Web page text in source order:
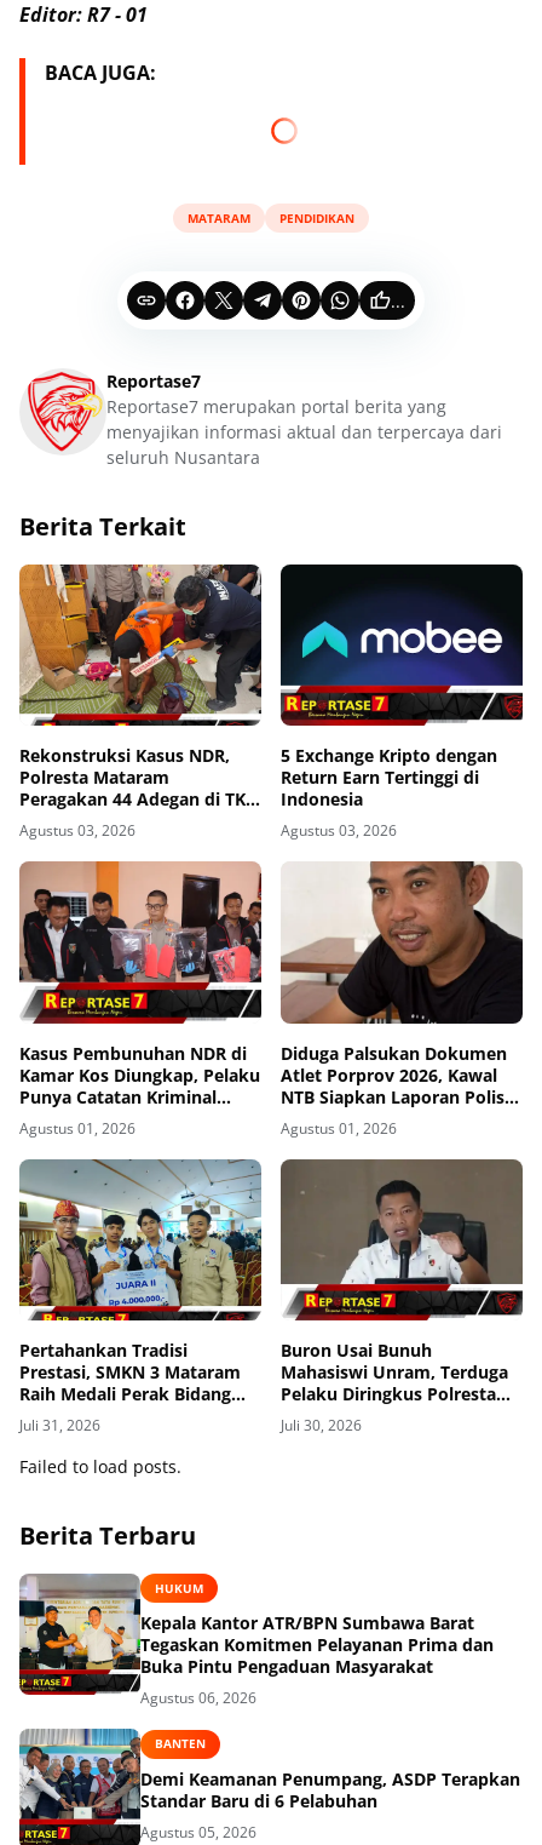
Editor: R7 - 01
BACA JUGA:
MATARAM PENDIDIKAN
...
Reportase7
Reportase7 merupakan portal berita yang
menyajikan informasi aktual dan terpercaya dari
seluruh Nusantara
Berita Terkait
Rekonstruksi Kasus NDR,
Polresta Mataram
Peragakan 44 Adegan di TKP
Kos Gomong
Agustus 03, 2026
5 Exchange Kripto dengan
Return Earn Tertinggi di
Indonesia
Agustus 03, 2026
Kasus Pembunuhan NDR di
Kamar Kos Diungkap, Pelaku
Punya Catatan Kriminal
Kekerasan
Agustus 01, 2026
Diduga Palsukan Dokumen
Atlet Porprov 2026, Kawal
NTB Siapkan Laporan Polisi
ke Polda NTB
Agustus 01, 2026
Pertahankan Tradisi
Prestasi, SMKN 3 Mataram
Raih Medali Perak Bidang
Robotics di LKS Tingkat
Provinsi 2026
Juli 31, 2026
Buron Usai Bunuh
Mahasiswi Unram, Terduga
Pelaku Diringkus Polresta
Mataram di Gomong
Juli 30, 2026
Failed to load posts.
Berita Terbaru
HUKUM
Kepala Kantor ATR/BPN Sumbawa Barat
Tegaskan Komitmen Pelayanan Prima dan
Buka Pintu Pengaduan Masyarakat
Agustus 06, 2026
BANTEN
Demi Keamanan Penumpang, ASDP Terapkan
Standar Baru di 6 Pelabuhan
Agustus 05, 2026